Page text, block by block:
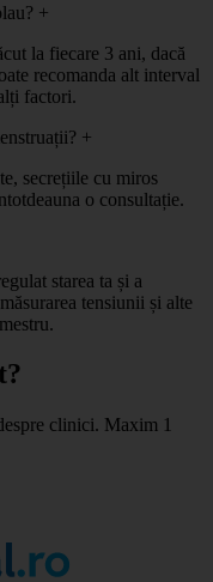
+
la fiecare 3 ani, dacă
recomanda alt interval
factori.
+
secrețiile cu miros
o consultație.
starea ta și a
tensiunii și alte
clinici. Maxim 1